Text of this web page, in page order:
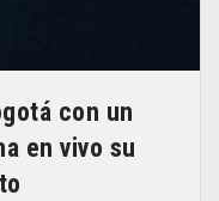
con un
en vivo su